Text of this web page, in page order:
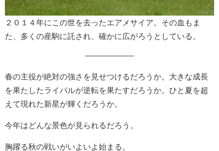
２０１４年にこの世を去ったエアメサイア。その血もま
た、多くの産駒に託され、確かに広がろうとしている。
春の主役が絶対の強さを見せつけるだろうか。大きな成長
を果たしたライバルが逆転を果たすだろうか。ひと夏を超
えて現れた新星が輝くだろうか。
今年はどんな景色が見られるだろう。
胸躍る秋の戦いがいよいよ始まる。